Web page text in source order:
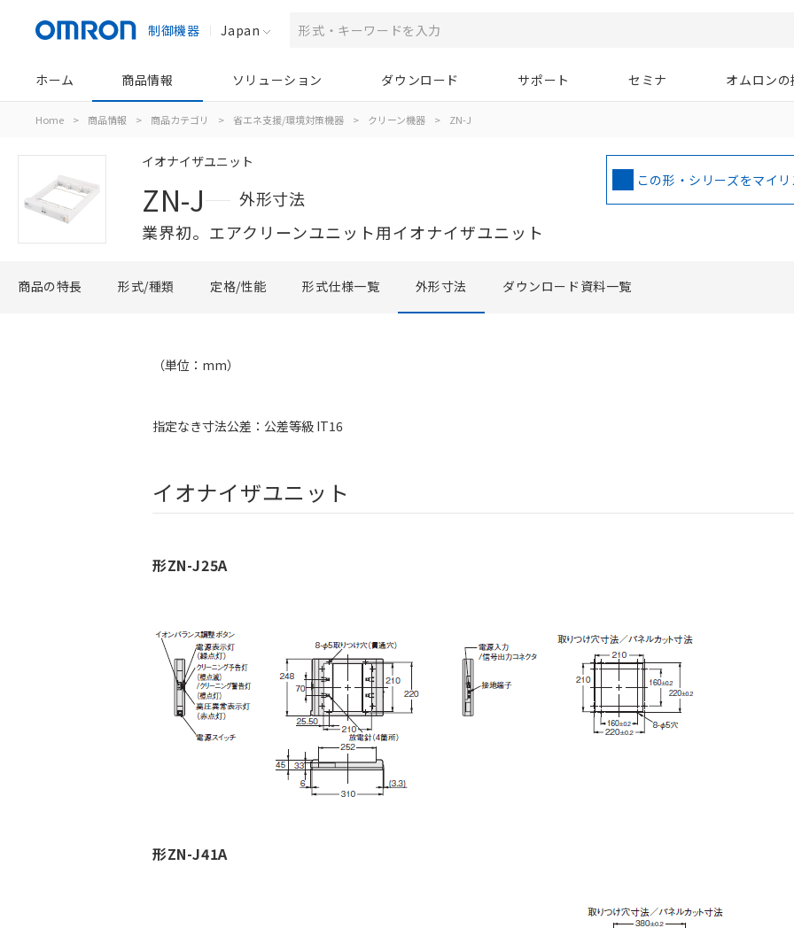
制御機器 Japan
ホーム 商品情報 ソリューション ダウンロード サポート セミナ オムロン
Home > 商品情報 > 商品カテゴリ > 省エネ支援/環境対策機器 > クリーン機器 > ZN-J
イオナイザユニット
ZN-J
外形寸法
業界初。エアクリーンユニット用イオナイザユニット
この形・シリーズをマイ
商品の特長 形式/種類 定格/性能 形式仕様一覧 外形寸法 ダウンロード資料一覧
（単位：mm）
指定なき寸法公差：公差等級 IT16
イオナイザユニット
形ZN-J25A
形ZN-J41A